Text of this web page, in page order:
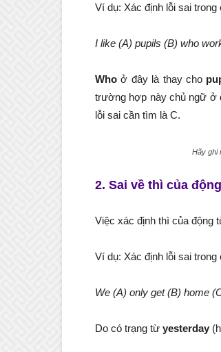
Ví dụ: Xác định lỗi sai trong
I like (A) pupils (B) who
Who ở đây là thay cho
trường hợp này chủ ngữ ở
lỗi sai cần tìm là C.
Hãy ghi
2. Sai về thì của
Việc xác định thì của động
Ví dụ: Xác định lỗi sai trong
We (A) only get (B) home
Do có trạng từ yesterday